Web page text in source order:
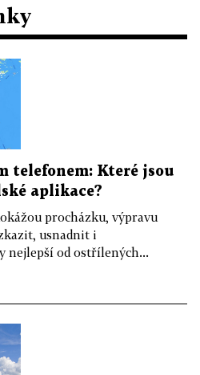
telefonem: Které jsou
aplikace?
procházku, výpravu
usnadnit i
nejlepší od ostřílených...